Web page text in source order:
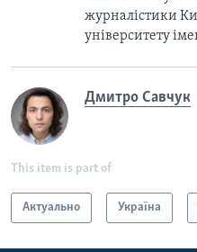
журналістики
університету
Дмитро Савчук
This item is part of
Актуально Україна